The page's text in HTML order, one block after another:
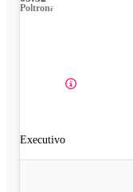
Poltrona
Executivo